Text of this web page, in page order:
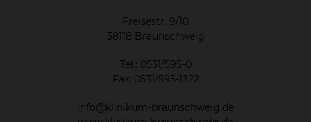
Freisestr. 9/10
38118 Braunschweig
Tel.: 0531/595-0
Fax: 0531/595-1322
info@klinikum-braunschweig.de